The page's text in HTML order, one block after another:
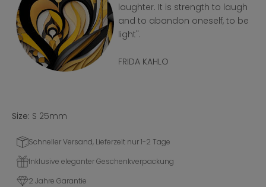
laughter. It is strength to laugh
and to abandon oneself, to be
light".
FRIDA KAHLO
Size: S 25mm
Schneller Versand, Lieferzeit nur 1-2 Tage
Inklusive eleganter Geschenkverpackung
2 Jahre Garantie